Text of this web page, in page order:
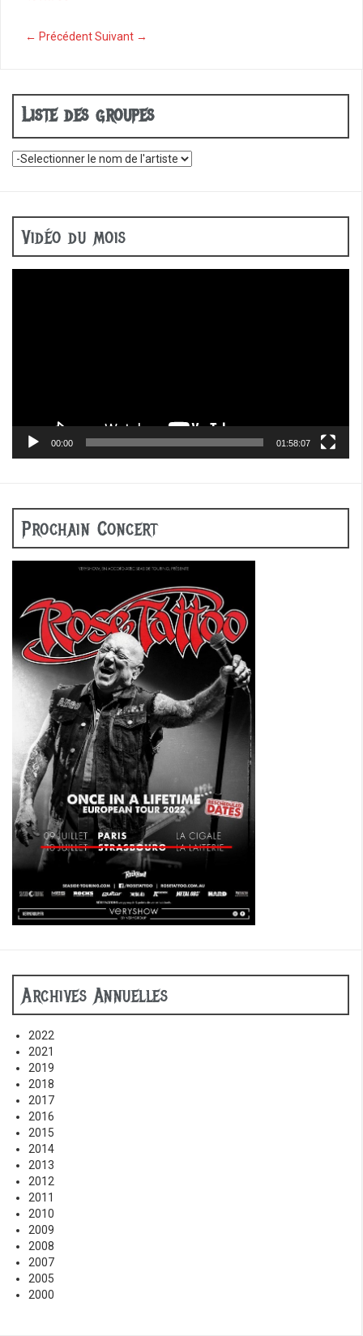
k
← PrécédentSuivant →
Liste des groupes
Vidéo du mois
00:00 01:58:07
Prochain Concert
Archives Annuelles
2022
2021
2019
2018
2017
2016
2015
2014
2013
2012
2011
2010
2009
2008
2007
2005
2000